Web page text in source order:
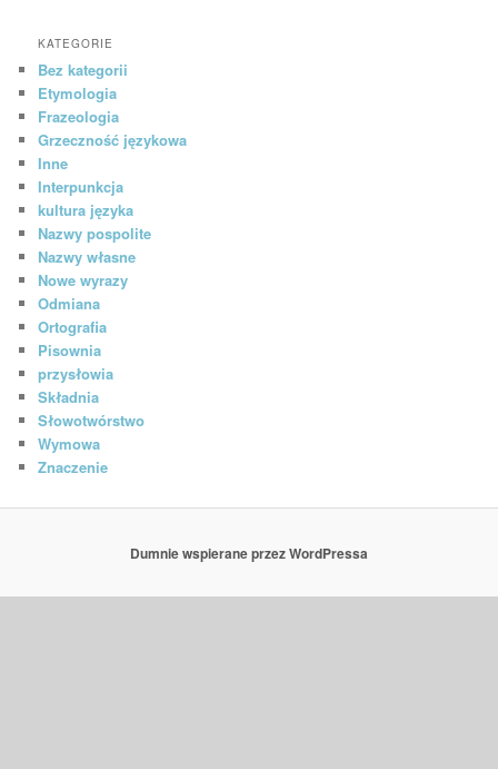
KATEGORIE
Bez kategorii
Etymologia
Frazeologia
Grzeczność językowa
Inne
Interpunkcja
kultura języka
Nazwy pospolite
Nazwy własne
Nowe wyrazy
Odmiana
Ortografia
Pisownia
przysłowia
Składnia
Słowotwórstwo
Wymowa
Znaczenie
Dumnie wspierane przez WordPressa